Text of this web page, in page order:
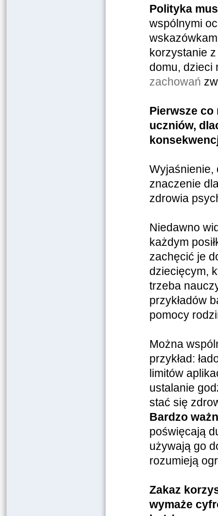
Polityka
wspólnymi
korzystanie
domu, dzieci
zachowań
Pierwsze
uczniów,
Wyjaśnienie,
znaczenie
zdrowia
Niedawno
każdym
zachęcić je
dziecięcym,
trzeba
przykładów
pomocy
Można
przykład:
limitów
ustalanie
stać się
Bardzo
poświęcają
używają go
rozumieją
Zakaz
wymaże